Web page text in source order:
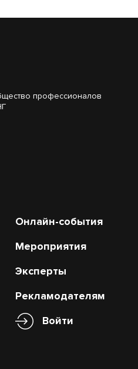
профессионалов
Онлайн-события
Мероприятия
Эксперты
Рекламодателям
Войти